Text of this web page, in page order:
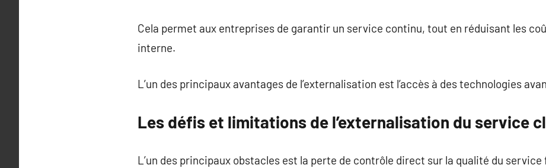
Cela permet aux entreprises de garantir un service continu, tout en réduisant les
interne.
L’un des principaux avantages de l’externalisation est l’accès à des technologies
Les défis et limitations de l’externalisation du service
L’un des principaux obstacles est la perte de contrôle direct sur la qualité du service